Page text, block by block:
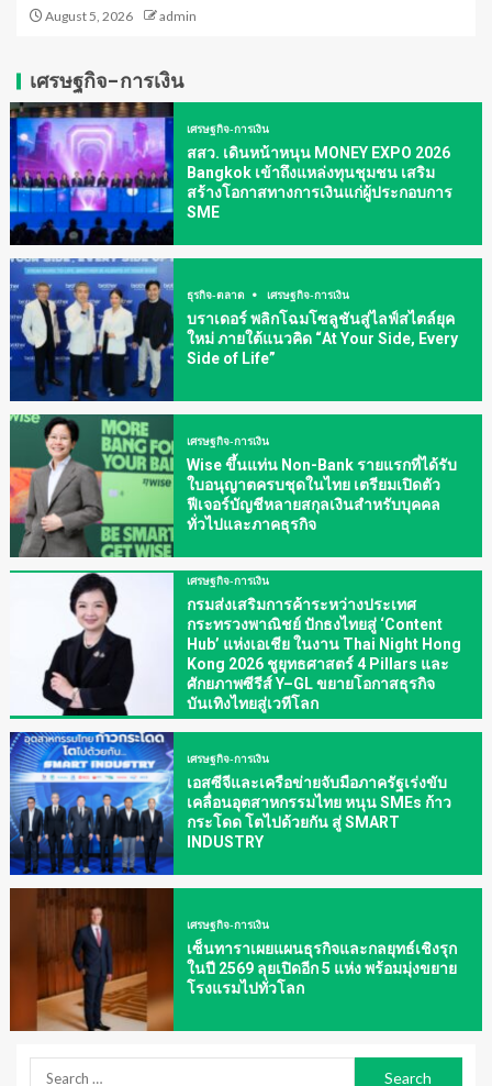
August 5, 2026 admin
เศรษฐกิจ-การเงิน
เศรษฐกิจ-การเงิน
สสว. เดินหน้าหนุน MONEY EXPO 2026
Bangkok เข้าถึงแหล่งทุนชุมชน เสริม
สร้างโอกาสทางการเงินแก่ผู้ประกอบการ
SME
ธุรกิจ-ตลาด เศรษฐกิจ-การเงิน
บราเดอร์ พลิกโฉมโซลูชันสู่ไลฟ์สไตล์ยุค
ใหม่ ภายใต้แนวคิด “At Your Side, Every
Side of Life”
เศรษฐกิจ-การเงิน
Wise ขึ้นแท่น Non-Bank รายแรกที่ได้รับ
ใบอนุญาตครบชุดในไทย เตรียมเปิดตัว
ฟีเจอร์บัญชีหลายสกุลเงินสำหรับบุคคล
ทั่วไปและภาคธุรกิจ
เศรษฐกิจ-การเงิน
กรมส่งเสริมการค้าระหว่างประเทศ
กระทรวงพาณิชย์ ปักธงไทยสู่ ‘Content
Hub’ แห่งเอเชีย ในงาน Thai Night Hong
Kong 2026 ชูยุทธศาสตร์ 4 Pillars และ
ศักยภาพซีรีส์ Y–GL ขยายโอกาสธุรกิจ
บันเทิงไทยสู่เวทีโลก
เศรษฐกิจ-การเงิน
เอสซีจีและเครือข่ายจับมือภาครัฐเร่งขับ
เคลื่อนอุตสาหกรรมไทย หนุน SMEs ก้าว
กระโดด โตไปด้วยกัน สู่ SMART
INDUSTRY
เศรษฐกิจ-การเงิน
เซ็นทาราเผยแผนธุรกิจและกลยุทธ์เชิงรุก
ในปี 2569 ลุยเปิดอีก 5 แห่ง พร้อมมุ่งขยาย
โรงแรมไปทั่วโลก